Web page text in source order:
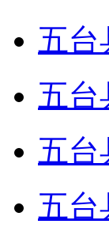
五台
五台
五台
五台